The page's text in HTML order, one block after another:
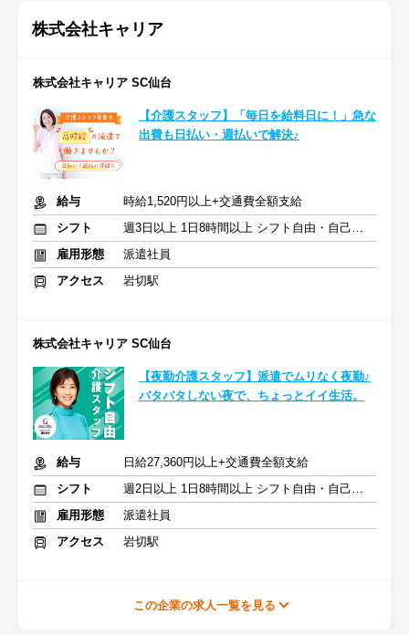
株式会社キャリア
株式会社キャリア SC仙台
【介護スタッフ】「毎日を給料日に！」急な
出費も日払い・週払いで解決♪
給与
時給1,520円以上+交通費全額支給
シフト
週3日以上 1日8時間以上 シフト自由・自己申告
雇用形態
派遣社員
アクセス
岩切駅
株式会社キャリア SC仙台
【夜勤介護スタッフ】派遣でムリなく夜勤♪
バタバタしない夜で、ちょっとイイ生活。
給与
日給27,360円以上+交通費全額支給
シフト
週2日以上 1日8時間以上 シフト自由・自己申告
雇用形態
派遣社員
アクセス
岩切駅
この企業の求人一覧を見る